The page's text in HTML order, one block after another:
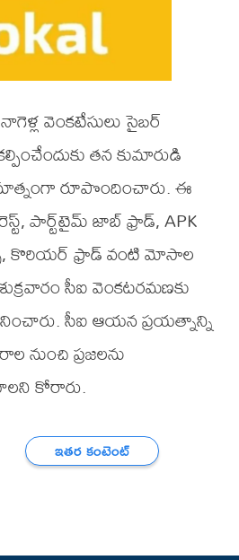
వెంకటేసులు సైబర్
తన కుమారుడి
రూపొందించారు. ఈ
పార్ట్‌టైమ్ జాబ్ ఫ్రాడ్, APK
కొరియర్ ఫ్రాడ్ వంటి మోసాల
సీఐ వెంకటరమణకు
సీఐ ఆయన ప్రయత్నాన్ని
నుంచి ప్రజలను
కోరారు.
ఇతర కంటెంట్